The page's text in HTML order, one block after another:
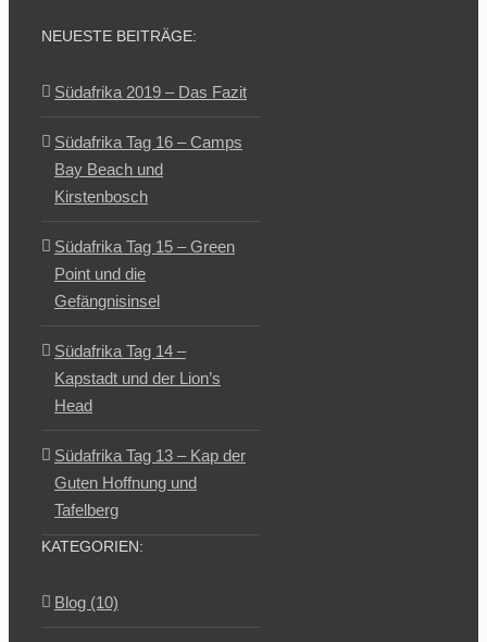
NEUESTE BEITRÄGE:
Südafrika 2019 – Das Fazit
Südafrika Tag 16 – Camps
Bay Beach und
Kirstenbosch
Südafrika Tag 15 – Green
Point und die
Gefängnisinsel
Südafrika Tag 14 –
Kapstadt und der Lion’s
Head
Südafrika Tag 13 – Kap der
Guten Hoffnung und
Tafelberg
KATEGORIEN:
Blog (10)